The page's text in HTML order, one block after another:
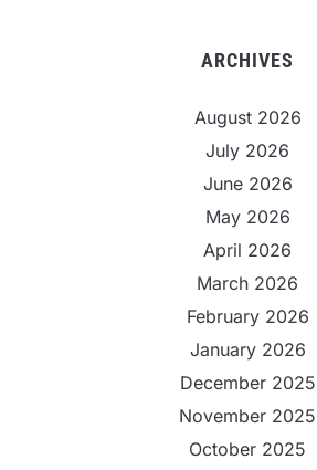
ARCHIVES
August 2026
July 2026
June 2026
May 2026
April 2026
March 2026
February 2026
January 2026
December 2025
November 2025
October 2025